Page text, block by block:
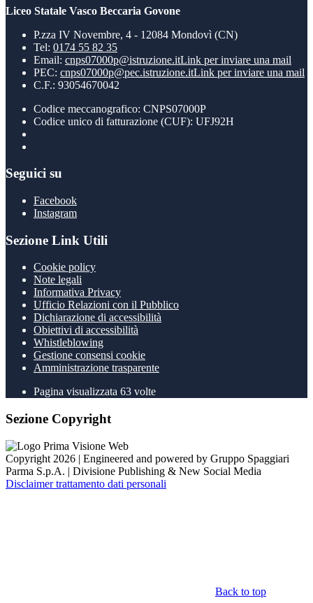
Liceo Statale Vasco Beccaria Govone
P.zza IV Novembre, 4 - 12084 Mondovì (CN)
Tel: 0174 55 82 35
Email: cnps07000p@istruzione.itLink per inviare una mail
PEC: cnps07000p@pec.istruzione.itLink per inviare una mail
C.F.: 93054670042
Codice meccanografico: CNPS07000P
Codice unico di fatturazione (CUF): UFJ92H
Seguici su
Facebook
Instagram
Sezione Link Utili
Cookie policy
Note legali
Informativa Privacy
Ufficio Relazioni con il Pubblico
Dichiarazione di accessibilità
Obiettivi di accessibilità
Whistleblowing
Gestione consensi cookie
Amministrazione trasparente
Pagina visualizzata 63 volte
Sezione Copyright
Copyright 2026 | Engineered and powered by Gruppo Spaggiari
Parma S.p.A. | Divisione Publishing & New Social Media
Disclaimer trattamento dati personali
Back to top